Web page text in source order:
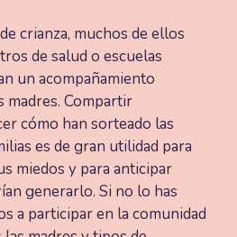
crianza, muchos de ellos
de salud o escuelas
un acompañamiento
madres. Compartir
cómo han sorteado las
es de gran utilidad para
miedos y para anticipar
generarlo. Si no lo has
a participar en la comunidad